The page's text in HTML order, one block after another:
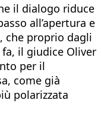
il dialogo riduce
all’apertura e
che proprio dagli
il giudice Oliver
per il
come già
polarizzata